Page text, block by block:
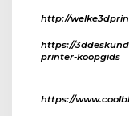
http://
https://
printer-koopgids
https://